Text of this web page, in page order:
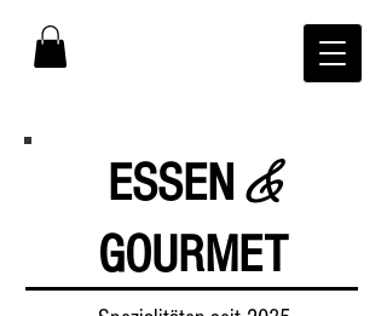
ESSEN&
GOURMET